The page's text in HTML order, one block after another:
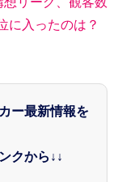
に入ったのは？
ー最新情報を
クから↓↓